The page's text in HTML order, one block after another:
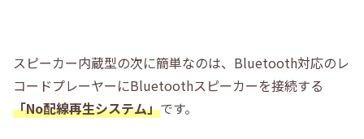
スピーカー内蔵型の次に簡単なのは、Bluetooth対応のレ
コードプレーヤーにBluetoothスピーカーを接続する
「No配線再生システム」です。